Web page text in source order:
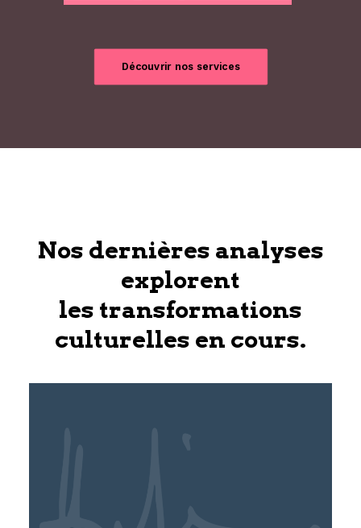
Découvrir nos services
Nos dernières analyses
explorent
les transformations
culturelles en cours.